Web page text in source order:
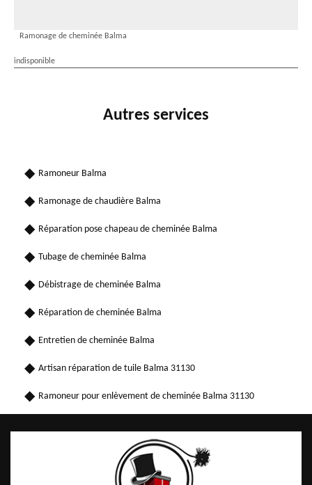
Ramonage de cheminée Balma
indisponible
Autres services
Ramoneur Balma
Ramonage de chaudière Balma
Réparation pose chapeau de cheminée Balma
Tubage de cheminée Balma
Débistrage de cheminée Balma
Réparation de cheminée Balma
Entretien de cheminée Balma
Artisan réparation de tuile Balma 31130
Ramoneur pour enlèvement de cheminée Balma 31130